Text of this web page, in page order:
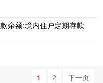
余额:境内住户定期存款
1 2 下一页